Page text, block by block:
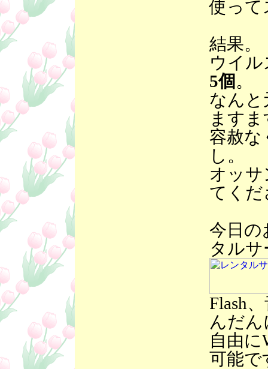
使って
結果。
ウイ
5個 。
なんと
ます
容赦な
し。
オッサ
てくだ
今日
タル
Flash
んだ
自由
可能で